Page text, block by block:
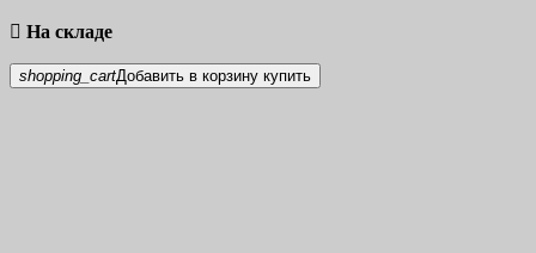
 На складе
shopping_cartДобавить в корзину купить